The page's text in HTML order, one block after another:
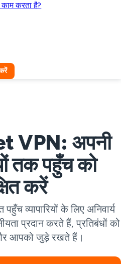
करता है?
VPN: अपनी
तक पहुँच को
करें
व्यापारियों के लिए अनिवार्य
प्रदान करते हैं, प्रतिबंधों को
आपको जुड़े रखते हैं।